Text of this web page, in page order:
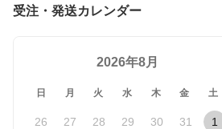
MINI 内装 4P 6453
受注・発送カレンダー
2026年8月
日 月 火 水 木 金 土
26 27 28 29 30 31 1